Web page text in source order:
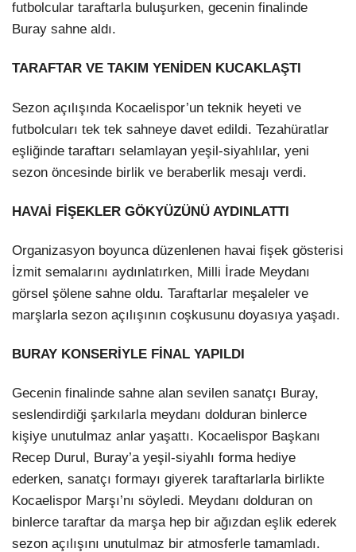
futbolcular taraftarla buluşurken, gecenin finalinde
Buray sahne aldı.
TARAFTAR VE TAKIM YENİDEN KUCAKLAŞTI
Sezon açılışında Kocaelispor’un teknik heyeti ve
futbolcuları tek tek sahneye davet edildi. Tezahüratlar
eşliğinde taraftarı selamlayan yeşil-siyahlılar, yeni
sezon öncesinde birlik ve beraberlik mesajı verdi.
HAVAİ FİŞEKLER GÖKYÜZÜNÜ AYDINLATTI
Organizasyon boyunca düzenlenen havai fişek gösterisi
İzmit semalarını aydınlatırken, Milli İrade Meydanı
görsel şölene sahne oldu. Taraftarlar meşaleler ve
marşlarla sezon açılışının coşkusunu doyasıya yaşadı.
BURAY KONSERİYLE FİNAL YAPILDI
Gecenin finalinde sahne alan sevilen sanatçı Buray,
seslendirdiği şarkılarla meydanı dolduran binlerce
kişiye unutulmaz anlar yaşattı. Kocaelispor Başkanı
Recep Durul, Buray’a yeşil-siyahlı forma hediye
ederken, sanatçı formayı giyerek taraftarlarla birlikte
Kocaelispor Marşı’nı söyledi. Meydanı dolduran on
binlerce taraftar da marşa hep bir ağızdan eşlik ederek
sezon açılışını unutulmaz bir atmosferle tamamladı.